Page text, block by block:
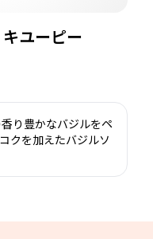
ユーピー
り豊かなバジルをペ
クを加えたバジルソ